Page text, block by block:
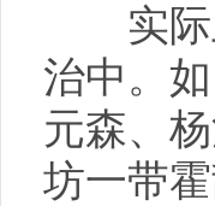
实际上
治中。
元森、
坊一带